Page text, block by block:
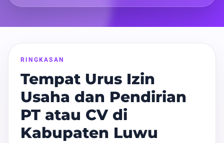
RINGKASAN
Tempat Urus Izin
Usaha dan Pendirian
PT atau CV di
Kabupaten Luwu